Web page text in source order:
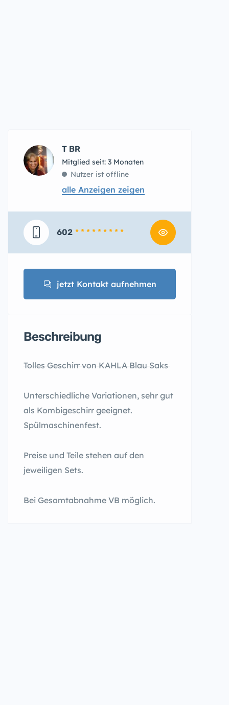
T BR
Mitglied seit: 3 Monaten
Nutzer ist offline
alle Anzeigen zeigen
602 * * * * * * * * *
jetzt Kontakt aufnehmen
Beschreibung
Tolles Geschirr von KAHLA Blau Saks
Unterschiedliche Variationen, sehr gut
als Kombigeschirr geeignet.
Spülmaschinenfest.
Preise und Teile stehen auf den
jeweiligen Sets.
Bei Gesamtabnahme VB möglich.